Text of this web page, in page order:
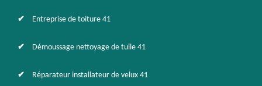
Entreprise de toiture 41
Démoussage nettoyage de tuile 41
Réparateur installateur de velux 41